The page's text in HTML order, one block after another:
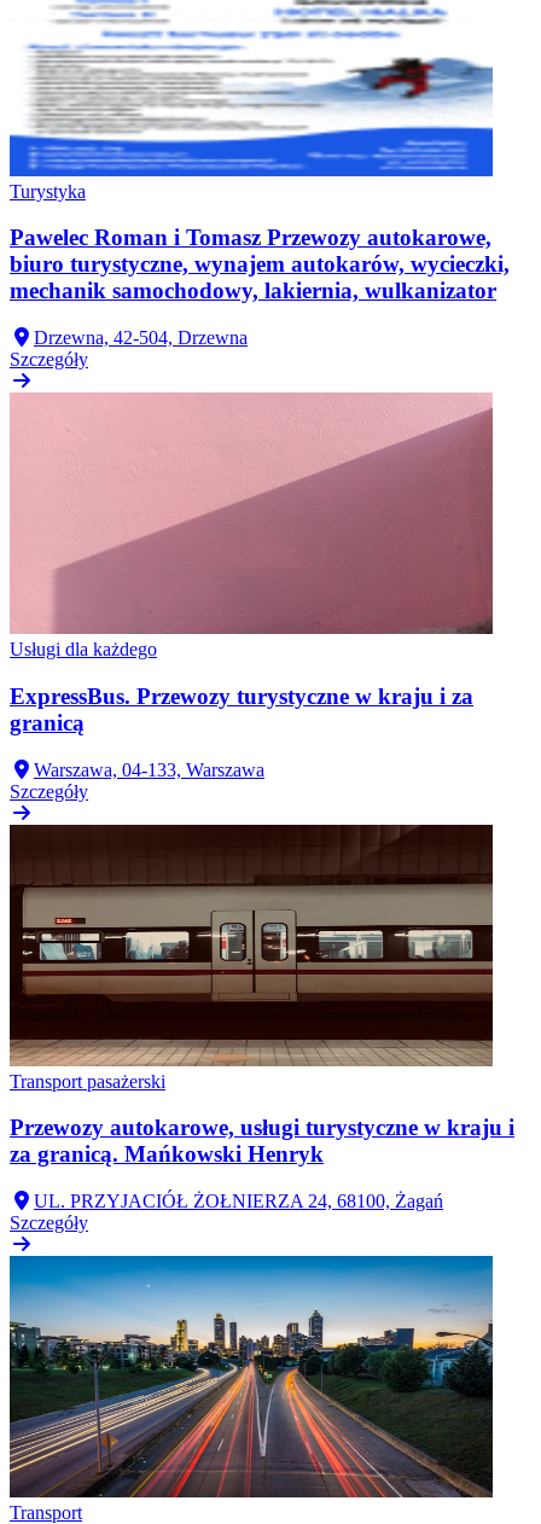
Turystyka
Pawelec Roman i Tomasz Przewozy autokarowe,
biuro turystyczne, wynajem autokarów, wycieczki,
mechanik samochodowy, lakiernia, wulkanizator
Drzewna, 42-504, Drzewna
Szczegóły
Usługi dla każdego
ExpressBus. Przewozy turystyczne w kraju i za
granicą
Warszawa, 04-133, Warszawa
Szczegóły
Transport pasażerski
Przewozy autokarowe, usługi turystyczne w kraju i
za granicą. Mańkowski Henryk
UL. PRZYJACIÓŁ ŻOŁNIERZA 24, 68100, Żagań
Szczegóły
Transport